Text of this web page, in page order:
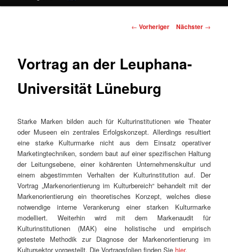
Beitragsnavigation
← Vorheriger Nächster →
Vortrag an der Leuphana-
Universität Lüneburg
Starke Marken bilden auch für Kulturinstitutionen wie Theater
oder Museen ein zentrales Erfolgskonzept. Allerdings resultiert
eine starke Kulturmarke nicht aus dem Einsatz operativer
Marketingtechniken, sondern baut auf einer spezifischen Haltung
der Leitungsebene, einer kohärenten Unternehmenskultur und
einem abgestimmten Verhalten der Kulturinstitution auf. Der
Vortrag „Markenorientierung im Kulturbereich“ behandelt mit der
Markenorientierung ein theoretisches Konzept, welches diese
notwendige interne Verankerung einer starken Kulturmarke
modelliert. Weiterhin wird mit dem Markenaudit für
Kulturinstitutionen (MAK) eine holistische und empirisch
getestete Methodik zur Diagnose der Markenorientierung im
Kultursektor vorgestellt. Die Vortragsfolien finden Sie hier.